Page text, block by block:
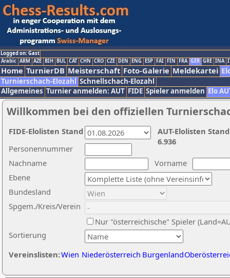
Logged on: Gast
Arabic ARM AZE BIH BUL CAT CHN CRO CZE DEN ENG ESP FAI FIN FRA GER GRE INA
Home TurnierDB Meisterschaft Foto-Galerie Meldekartei
Turnierschach-Elozahl Schnellschach-Elozahl
Allgemeines Turnier anmelden: AUT FIDE Spieler anmelden Elo
Willkommen bei den offiziellen
Nachname
Vorname
Ebene
Sortierung
Personennummer
Bundesland
Spgem./Kreis/Verein
Nur "österreichische" Spieler
Vereinslisten:Wien Niederösterreich Burgenland
AUT-Elolisten
6.936
FIDE-Elolisten Stand